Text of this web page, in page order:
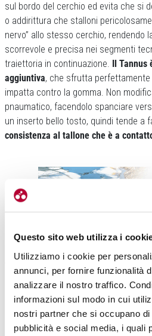
Questo sito web utilizza i
Utilizziamo i cookie per
annunci, per fornire funzionalità
analizzare il nostro traffico.
informazioni sul modo in cui
nostri partner che si occupano
pubblicità e social media, i quali
sul bordo del cerchio ed evita che si
o addirittura che stalloni
nervo” allo stesso cerchio, rendendo
scorrevole e precisa nei segmenti
traiettoria in continuazione. Il Tannus
aggiuntiva, che sfrutta perfettamente
impatta contro la gomma. Non
pnaumatico, facendolo spanciare
un inserto bello tosto, quindi tende a
consistenza al tallone che è a
Tubeless Lite permette di far
degli pneumatici (noi abbiamo ridotto
abitudini). E’fondamentale l’impiego
molto importante anche l’utilizzo di
applicare al cerchio, in modo che